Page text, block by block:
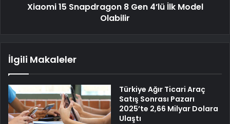
Xiaomi 15 Snapdragon 8 Gen 4’lü İlk Model
Olabilir
İlgili Makaleler
Türkiye Ağır Ticari Araç
Satış Sonrası Pazarı
2025’te 2,66 Milyar Dolara
Ulaştı